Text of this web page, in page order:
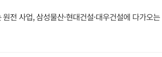
전 사업, 삼성물산·현대건설·대우건설에 다가오는